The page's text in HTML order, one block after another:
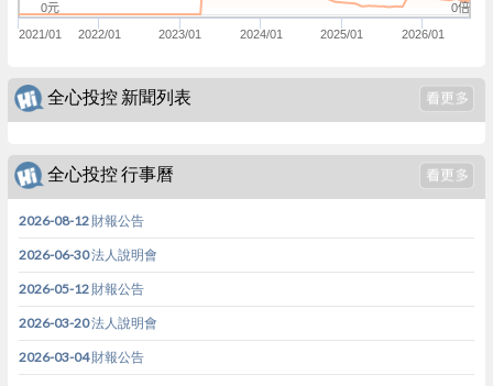
2021/01 2022/01 2023/01 2024/01 2025/01 2026/01
0倍
0元
全心投控 新聞列表
全心投控 行事曆
2026-08-12 財報公告
2026-06-30 法人說明會
2026-05-12 財報公告
2026-03-20 法人說明會
2026-03-04 財報公告